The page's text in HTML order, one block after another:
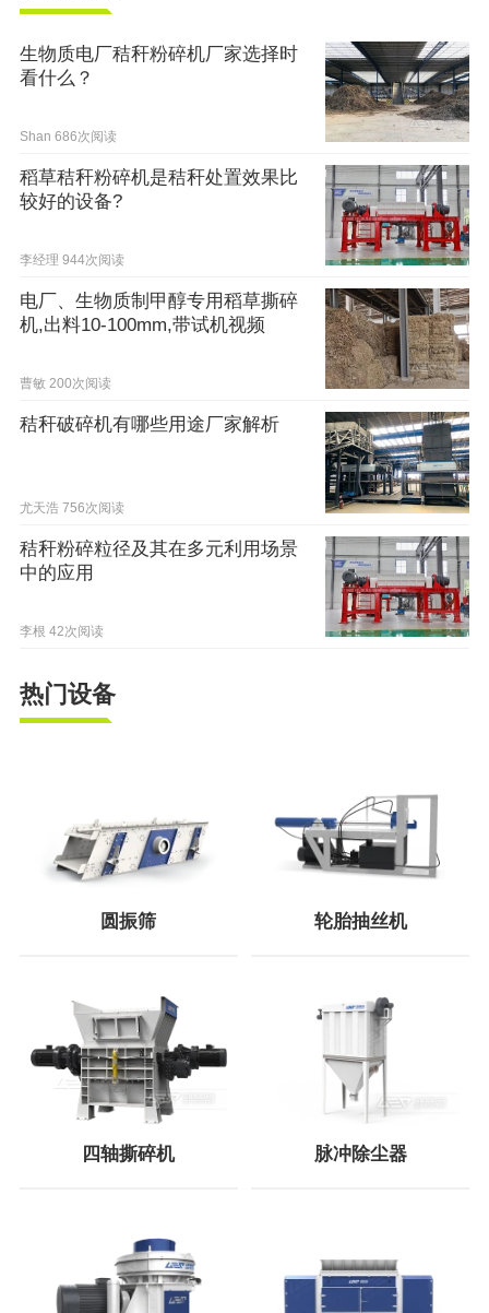
生物质电厂秸秆粉碎机厂家选择时
看什么？
Shan 686次阅读
稻草秸秆粉碎机是秸秆处置效果比
较好的设备?
李经理 944次阅读
电厂、生物质制甲醇专用稻草撕碎
机,出料10-100mm,带试机视频
曹敏 200次阅读
秸秆破碎机有哪些用途厂家解析
尤天浩 756次阅读
秸秆粉碎粒径及其在多元利用场景
中的应用
李根 42次阅读
热门设备
圆振筛 轮胎抽丝机
四轴撕碎机 脉冲除尘器